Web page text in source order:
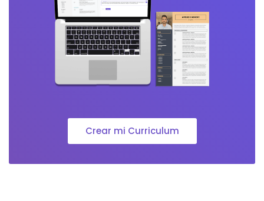
Crear mi Curriculum